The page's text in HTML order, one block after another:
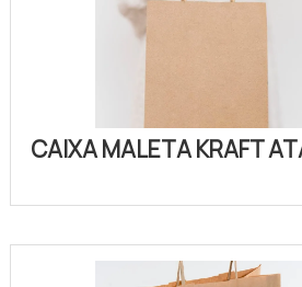
CAIXA MALETA KRAFT